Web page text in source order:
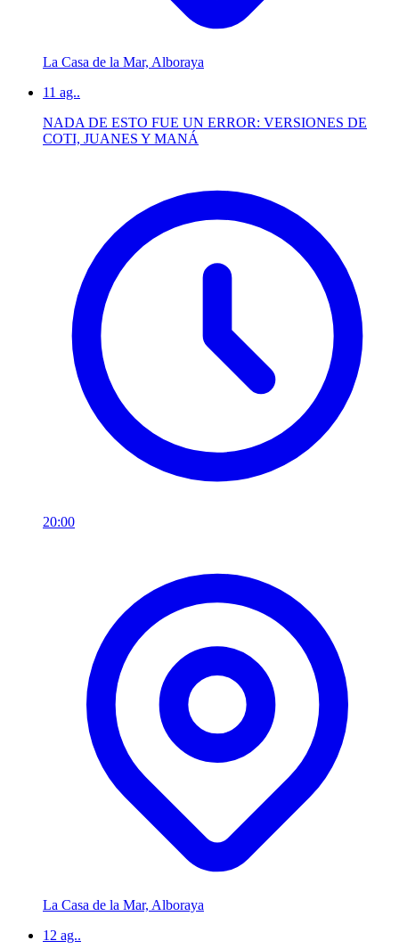
La Casa de la Mar, Alboraya
11 ag..
NADA DE ESTO FUE UN ERROR: VERSIONES DE
COTI, JUANES Y MANÁ
20:00
La Casa de la Mar, Alboraya
12 ag..